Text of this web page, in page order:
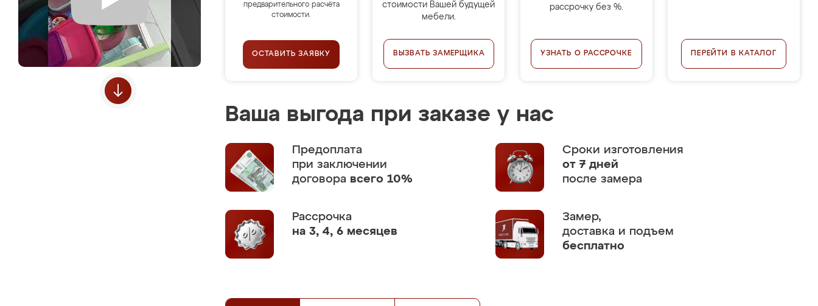
предварительного расчёта
стоимости.
ОСТАВИТЬ ЗАЯВКУ
стоимости Вашей будущей
мебели.
ВЫЗВАТЬ ЗАМЕРЩИКА
рассрочку без %.
УЗНАТЬ О РАССРОЧКЕ ПЕРЕЙТИ В КАТАЛОГ
Ваша выгода при заказе у нас
Предоплата
при заключении
договора всего 10%
Сроки изготовления
от 7 дней
после замера
Рассрочка
на 3, 4, 6 месяцев
Замер,
доставка и подъем
бесплатно